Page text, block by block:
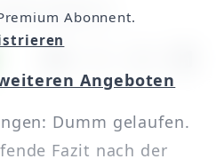
00:00 Uhr
Dumm gelaufen.
Fazit nach der
Abonnent.
Angeboten